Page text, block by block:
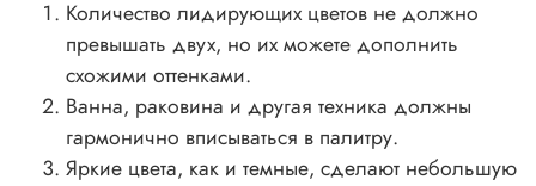
Количество лидирующих цветов не должно
превышать двух, но их можете дополнить
схожими оттенками.
Ванна, раковина и другая техника должны
гармонично вписываться в палитру.
Яркие цвета, как и темные, сделают небольшую